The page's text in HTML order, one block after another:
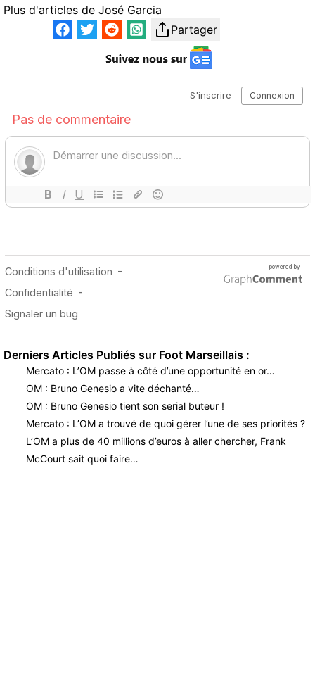
Plus d'articles de José Garcia
Partager
Derniers Articles Publiés sur Foot Marseillais :
Mercato : L’OM passe à côté d’une opportunité en or…
OM : Bruno Genesio a vite déchanté…
OM : Bruno Genesio tient son serial buteur !
Mercato : L’OM a trouvé de quoi gérer l’une de ses priorités ?
L’OM a plus de 40 millions d’euros à aller chercher, Frank
McCourt sait quoi faire…